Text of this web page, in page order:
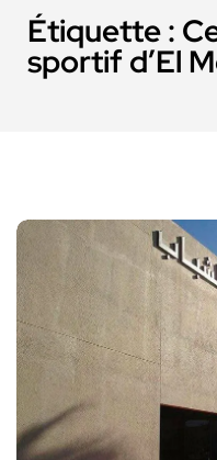
Étiquette :
sportif d’El